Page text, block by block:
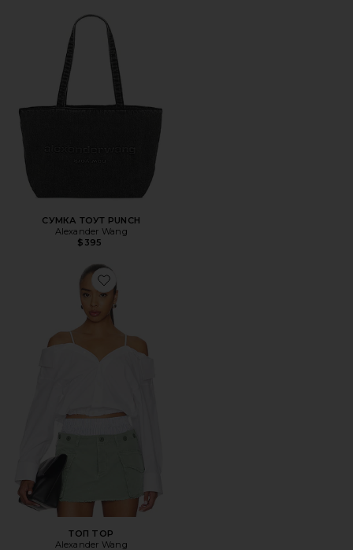
СУМКА ТОУТ PUNCH
Alexander Wang
$395
Favorite ТОП TOP
ТОП TOP
Alexander Wang